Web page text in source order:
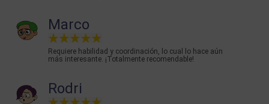
Marco
Requiere habilidad y coordinación, lo cual lo hace aún
más interesante. ¡Totalmente recomendable!
Rodri